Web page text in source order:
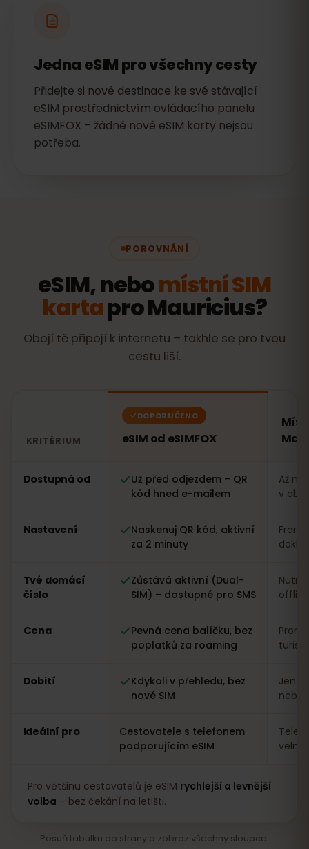
Jedna eSIM pro všechny cesty
Přidejte si nové destinace ke své stávající
eSIM prostřednictvím ovládacího panelu
eSIMFOX – žádné nové eSIM karty nejsou
potřeba.
POROVNÁNÍ
eSIM, nebomístní SIM
kartapro Mauricius?
Obojí tě připojí k internetu – takhle se pro tvou
cestu liší.
KRITÉRIUM
DOPORUČENO
eSIM od eSIMFOX
Dostupná od
Už před odjezdem – QR
kód hned e-mailem
Až
v
Nastavení
Naskenuj QR kód, aktivní
za 2 minuty
Tvé domácí
číslo
Zůstává aktivní (Dual-
SIM) – dostupné pro SMS
offline
Cena
Pevná cena balíčku, bez
poplatků za roaming
Dobití
Kdykoli v přehledu, bez
nové SIM
Jen
nebo
Ideální pro
Cestovatele s telefonem
podporujícím eSIM
velmi
Pro většinu cestovatelů je eSIM rychlejší a levnější
volba – bez čekání na letišti.
Posuň tabulku do strany a zobraz všechny sloupce.